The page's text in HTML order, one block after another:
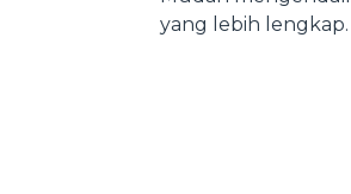
yang lebih lengkap.